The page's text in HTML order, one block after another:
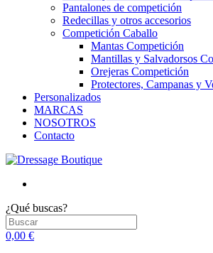
Pantalones de competición
Redecillas y otros accesorios
Competición Caballo
Mantas Competición
Mantillas y Salvadorsos
Orejeras Competición
Protectores, Campanas y
Personalizados
MARCAS
NOSOTROS
Contacto
¿Qué buscas?
0,00 €